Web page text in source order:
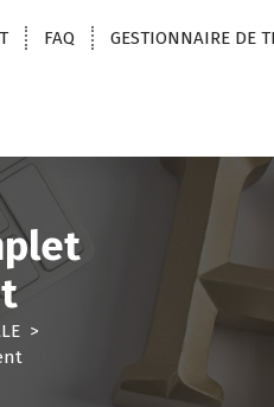
FAQ GESTIONNAIRE DE
>